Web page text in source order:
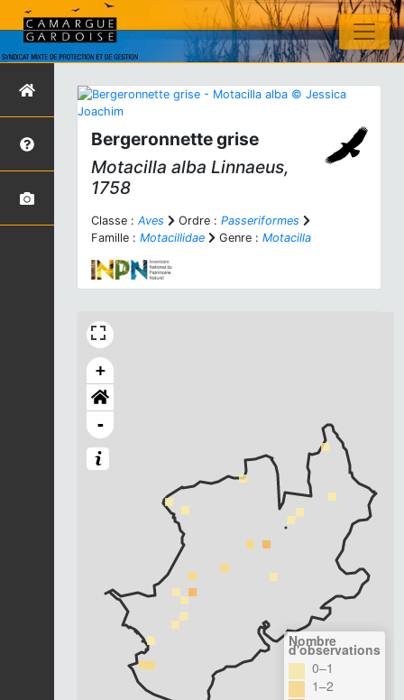
Bergeronnette grise
Motacilla alba Linnaeus,
1758
Classe : Aves Ordre : Passeriformes
Famille : Motacillidae Genre : Motacilla
+
-
Nombre
d'observations
0–1
1–2